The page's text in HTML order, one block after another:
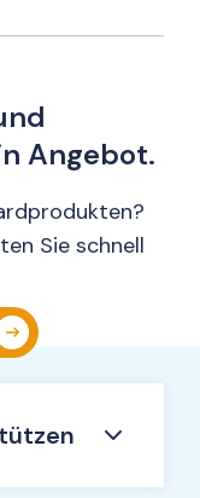
Angebot.
Sie schnell